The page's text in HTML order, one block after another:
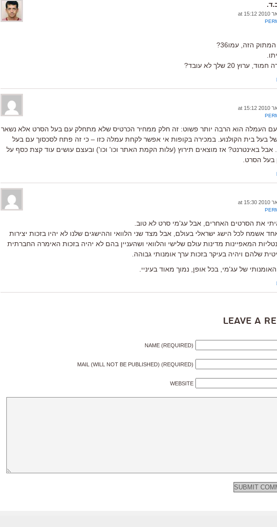
הזה, עמו36?
ערוץ 20 שלך לא עובד?
עם העמלה הוא הרבה יותר פשוט: זה חלק ממחיר הכרטיס שלא מתחלק עם בעל הסרט אלא נשאר
של בעל בית הקולנוע. במכירה בקופות אי אפשר לקחת עמלה כזו – כי זה פתח לסכסוך עם בעל
אבל באינטרנט? אז מוצאים תירוץ (עלות הקמת האתר וכו' וכו') ובעצם עושים עוד קצת כסף על
בעל הסרט.
את הסרטים האחרים, אבל עג'מי סרט לא טוב.
אשמח לכל הישג ישראלי בעולם, אבל מצד שני הלוואי וההישגים שלנו לא יהיו בזכות יצירות
המאפיינות מדינות עולם שלישי והלוואי ושהעניין בהם לא יהיה בזכות האימרה החברתית
שלהם ויהיה בעיקר בזכות ערך אומנותי גבוהה.
של עג'מי, בכל אופן, נמוך מאוד בעיניי.
Leave a
NAME (REQUIRED)
MAIL (WILL NOT BE PUBLISHED) (REQUIRED)
WEBSITE